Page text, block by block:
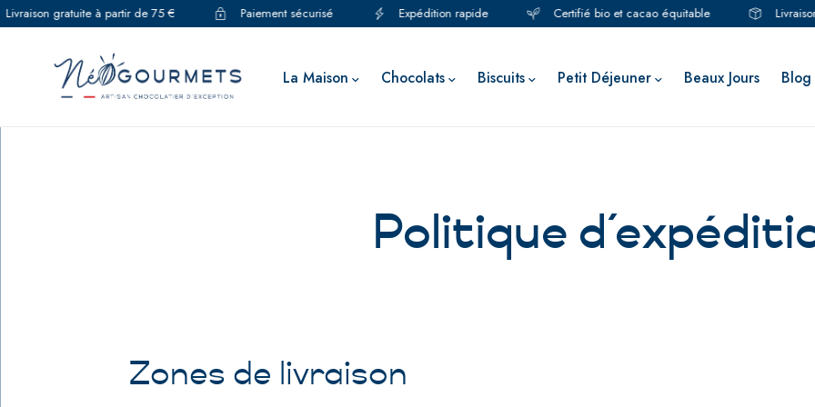
Livraison gratuite à partir de 75 € Paiement sécurisé Expédition rapide Certifié bio et cacao équitable
La Maison Chocolats Biscuits Petit Déjeuner Beaux Jours Blog
Politique
Zones de livraison